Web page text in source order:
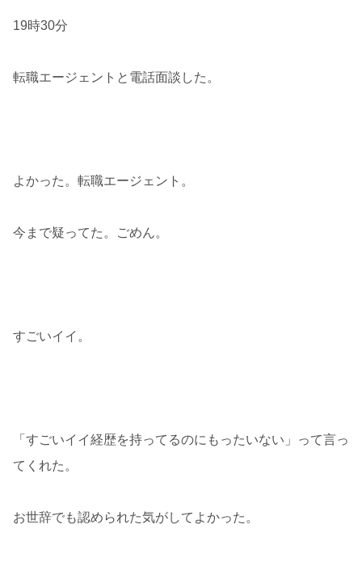
19時30分
転職エージェントと電話面談した。
よかった。転職エージェント。
今まで疑ってた。ごめん。
すごいイイ。
「すごいイイ経歴を持ってるのにもったいない」って言っ
てくれた。
お世辞でも認められた気がしてよかった。